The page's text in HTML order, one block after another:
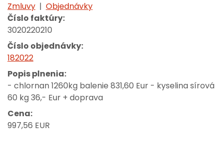
Zmluvy | Objednávky
Číslo faktúry:
3020220210
Číslo objednávky:
182022
Popis plnenia:
- chlornan 1260kg balenie 831,60 Eur - kyselina sírová
60 kg 36,- Eur + doprava
Cena:
997,56 EUR